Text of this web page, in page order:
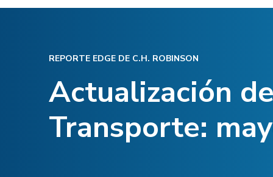
REPORTE EDGE DE C.H. ROBINSON
Actualización
Transporte: